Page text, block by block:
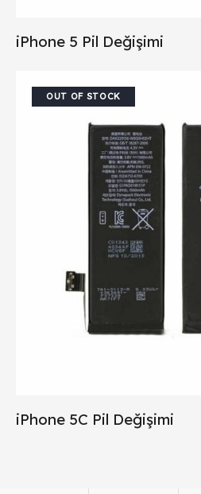
iPhone 5 Pil Değişimi
OUT OF STOCK
iPhone 5C Pil Değişimi